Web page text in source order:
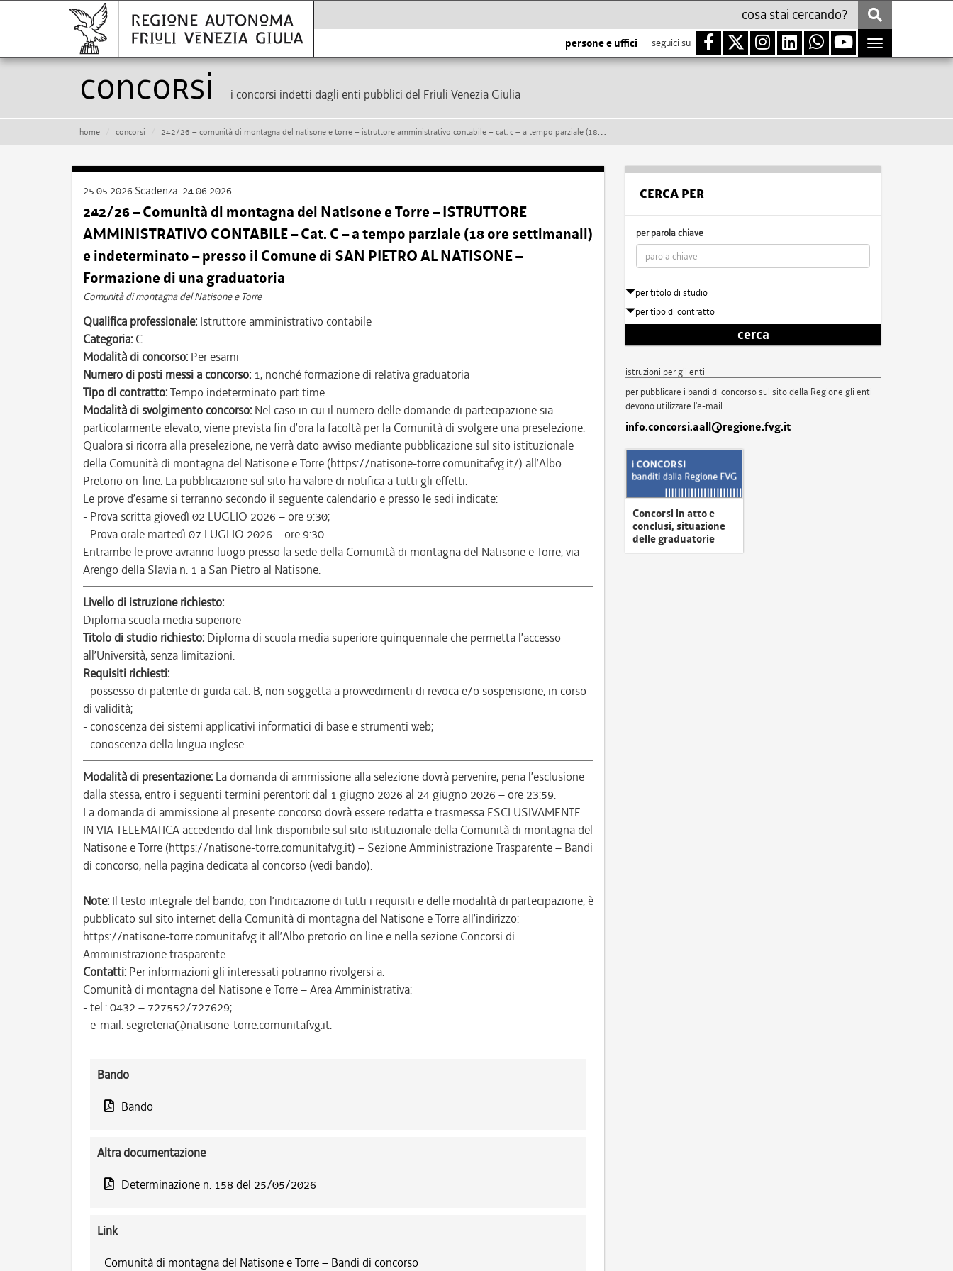
persone e uffici seguici su
Toggle
navigation
Concorsi i concorsi indetti dagli enti pubblici del Friuli Venezia Giulia
home concorsi 242/26 – comunità di montagna del natisone e torre – istruttore amministrativo contabile – cat. c – a tempo parziale (18 ore settimanali) e indeterminato – presso il comune di san pietro al natisone – formazione di una graduatoria
25.05.2026 Scadenza: 24.06.2026
242/26 – Comunità di montagna del Natisone e Torre – ISTRUTTORE
AMMINISTRATIVO CONTABILE – Cat. C – a tempo parziale (18 ore settimanali)
e indeterminato – presso il Comune di SAN PIETRO AL NATISONE –
Formazione di una graduatoria
Comunità di montagna del Natisone e Torre
Qualifica professionale: Istruttore amministrativo contabile
Categoria: C
Modalità di concorso: Per esami
Numero di posti messi a concorso: 1, nonché formazione di relativa graduatoria
Tipo di contratto:Tempo indeterminato part time
Modalità di svolgimento concorso: Nel caso in cui il numero delle domande di partecipazione sia
particolarmente elevato, viene prevista fin d’ora la facoltà per la Comunità di svolgere una preselezione.
Qualora si ricorra alla preselezione, ne verrà dato avviso mediante pubblicazione sul sito istituzionale
della Comunità di montagna del Natisone e Torre (https://natisone-torre.comunitafvg.it/) all’Albo
Pretorio on-line. La pubblicazione sul sito ha valore di notifica a tutti gli effetti.
Le prove d’esame si terranno secondo il seguente calendario e presso le sedi indicate:
- Prova scritta giovedì 02 LUGLIO 2026 – ore 9:30;
- Prova orale martedì 07 LUGLIO 2026 – ore 9:30.
Entrambe le prove avranno luogo presso la sede della Comunità di montagna del Natisone e Torre, via
Arengo della Slavia n. 1 a San Pietro al Natisone.
Livello di istruzione richiesto:
Diploma scuola media superiore
Titolo di studio richiesto: Diploma di scuola media superiore quinquennale che permetta l’accesso
all’Università, senza limitazioni.
Requisiti richiesti:
- possesso di patente di guida cat. B, non soggetta a provvedimenti di revoca e/o sospensione, in corso
di validità;
- conoscenza dei sistemi applicativi informatici di base e strumenti web;
- conoscenza della lingua inglese.
Modalità di presentazione: La domanda di ammissione alla selezione dovrà pervenire, pena l’esclusione
dalla stessa, entro i seguenti termini perentori: dal 1 giugno 2026 al 24 giugno 2026 – ore 23:59.
La domanda di ammissione al presente concorso dovrà essere redatta e trasmessa ESCLUSIVAMENTE
IN VIA TELEMATICA accedendo dal link disponibile sul sito istituzionale della Comunità di montagna del
Natisone e Torre (https://natisone-torre.comunitafvg.it) – Sezione Amministrazione Trasparente – Bandi
di concorso, nella pagina dedicata al concorso (vedi bando).
Note: Il testo integrale del bando, con l’indicazione di tutti i requisiti e delle modalità di partecipazione, è
pubblicato sul sito internet della Comunità di montagna del Natisone e Torre all’indirizzo:
https://natisone-torre.comunitafvg.it all’Albo pretorio on line e nella sezione Concorsi di
Amministrazione trasparente.
Contatti: Per informazioni gli interessati potranno rivolgersi a:
Comunità di montagna del Natisone e Torre – Area Amministrativa:
- tel.: 0432 – 727552/727629;
- e-mail: segreteria@natisone-torre.comunitafvg.it.
Bando
Bando
Altra documentazione
Determinazione n. 158 del 25/05/2026
Link
Comunità di montagna del Natisone e Torre – Bandi di concorso
CERCA PER
per parola chiave
per titolo di studio
per tipo di contratto
cerca
istruzioni per gli enti
per pubblicare i bandi di concorso sul sito della Regione gli enti
devono utilizzare l'e-mail
info.concorsi.aall@regione.fvg.it
Concorsi in atto e
conclusi, situazione
delle graduatorie